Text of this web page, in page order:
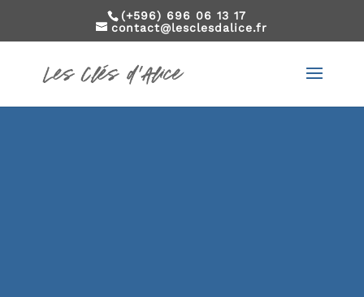
(+596) 696 06 13 17
contact@lesclesdalice.fr